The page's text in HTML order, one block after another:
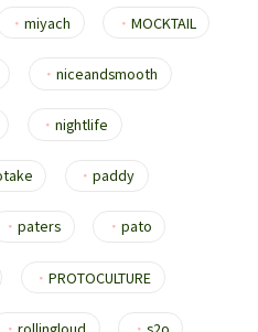
・miyach ・ MOCKTAIL
・niceandsmooth
・nightlife
・paddy
・paters ・ pato
・PROTOCULTURE